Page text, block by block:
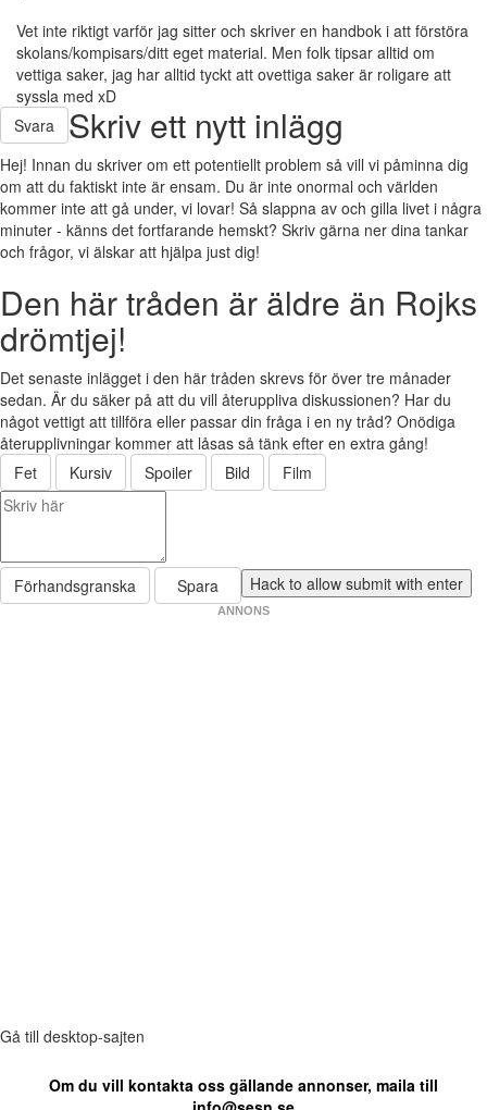
Vet inte riktigt varför jag sitter och skriver en handbok i att förstöra
skolans/kompisars/ditt eget material. Men folk tipsar alltid om
vettiga saker, jag har alltid tyckt att ovettiga saker är roligare att
syssla med xD
Svara
Skriv ett nytt inlägg
Hej! Innan du skriver om ett potentiellt problem så vill vi påminna dig
om att du faktiskt inte är ensam. Du är inte onormal och världen
kommer inte att gå under, vi lovar! Så slappna av och gilla livet i några
minuter - känns det fortfarande hemskt? Skriv gärna ner dina tankar
och frågor, vi älskar att hjälpa just dig!
Den här tråden är äldre än Rojks
drömtjej!
Det senaste inlägget i den här tråden skrevs för över tre månader
sedan. Är du säker på att du vill återuppliva diskussionen? Har du
något vettigt att tillföra eller passar din fråga i en ny tråd? Onödiga
återupplivningar kommer att låsas så tänk efter en extra gång!
Fet
Kursiv Spoiler Bild Film
Förhandsgranska Spara
ANNONS
Gå till desktop-sajten
Om du vill kontakta oss gällande annonser, maila till